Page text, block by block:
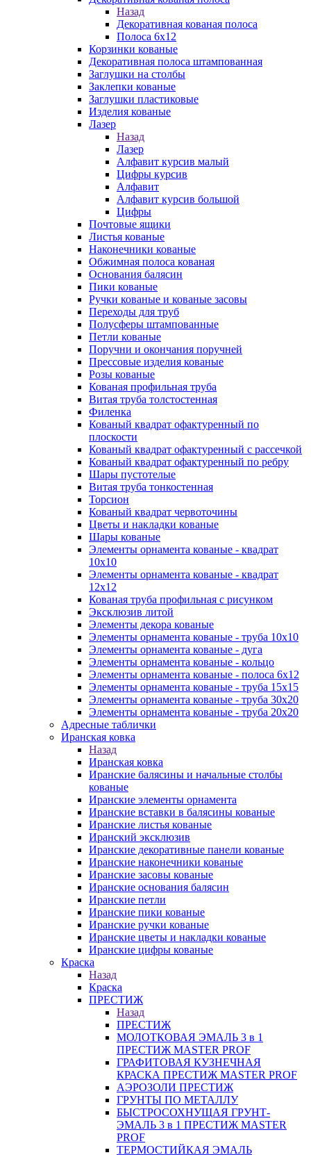
Назад
Декоративная кованая полоса
Полоса 6х12
Корзинки кованые
Декоративная полоса штампованная
Заглушки на столбы
Заклепки кованые
Заглушки пластиковые
Изделия кованые
Лазер
Назад
Лазер
Алфавит курсив малый
Цифры курсив
Алфавит
Алфавит курсив большой
Цифры
Почтовые ящики
Листья кованые
Наконечники кованые
Обжимная полоса кованая
Основания балясин
Пики кованые
Ручки кованые и кованые засовы
Переходы для труб
Полусферы штампованные
Петли кованые
Поручни и окончания поручней
Прессовые изделия кованые
Розы кованые
Кованая профильная труба
Витая труба толстостенная
Филенка
Кованый квадрат офактуренный по
плоскости
Кованый квадрат офактуренный с рассечкой
Кованый квадрат офактуренный по ребру
Шары пустотелые
Витая труба тонкостенная
Торсион
Кованый квадрат червоточины
Цветы и накладки кованые
Шары кованые
Элементы орнамента кованые - квадрат
10х10
Элементы орнамента кованые - квадрат
12х12
Кованая труба профильная с рисунком
Эксклюзив литой
Элементы декора кованые
Элементы орнамента кованые - труба 10х10
Элементы орнамента кованые - дуга
Элементы орнамента кованые - кольцо
Элементы орнамента кованые - полоса 6х12
Элементы орнамента кованые - труба 15х15
Элементы орнамента кованые - труба 30х20
Элементы орнамента кованые - труба 20х20
Адресные таблички
Иранская ковка
Назад
Иранская ковка
Иранские балясины и начальные столбы
кованые
Иранские элементы орнамента
Иранские вставки в балясины кованые
Иранские листья кованые
Иранский эксклюзив
Иранские декоративные панели кованые
Иранские наконечники кованые
Иранские засовы кованые
Иранские основания балясин
Иранские петли
Иранские пики кованые
Иранские ручки кованые
Иранские цветы и накладки кованые
Иранские цифры кованые
Краска
Назад
Краска
ПРЕСТИЖ
Назад
ПРЕСТИЖ
МОЛОТКОВАЯ ЭМАЛЬ 3 в 1
ПРЕСТИЖ MASTER PROF
ГРАФИТОВАЯ КУЗНЕЧНАЯ
КРАСКА ПРЕСТИЖ MASTER PROF
АЭРОЗОЛИ ПРЕСТИЖ
ГРУНТЫ ПО МЕТАЛЛУ
БЫСТРОСОХНУЩАЯ ГРУНТ-
ЭМАЛЬ 3 в 1 ПРЕСТИЖ MASTER
PROF
ТЕРМОСТИЙКАЯ ЭМАЛЬ